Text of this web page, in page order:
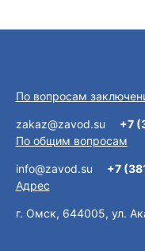
По вопросам
zakaz@zavod.su
+7
По общим вопросам
info@zavod.su
+7
Адрес
г. Омск, 644005, ул.